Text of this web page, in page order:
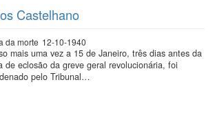
Castelhano
da morte 12-10-1940
mais uma vez a 15 de Janeiro, três dias antes da
de eclosão da greve geral revolucionária, foi
pelo Tribunal…